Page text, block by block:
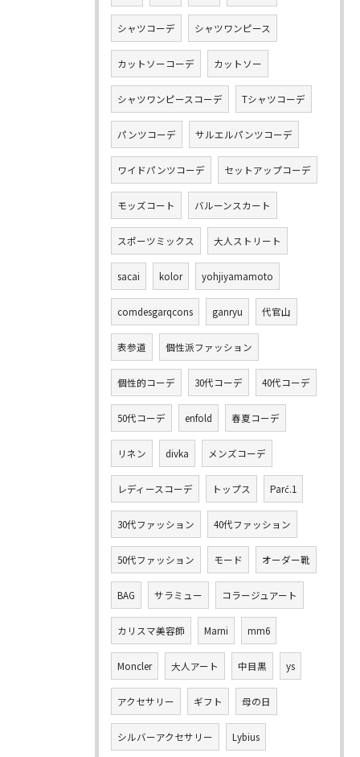
シャツコーデ シャツワンピース
カットソーコーデ カットソー
シャツワンピースコーデ Tシャツコーデ
パンツコーデ サルエルパンツコーデ
ワイドパンツコーデ セットアップコーデ
モッズコート バルーンスカート
スポーツミックス 大人ストリート
sacai kolor yohjiyamamoto
comdesgarqcons ganryu 代官山
表参道 個性派ファッション
個性的コーデ 30代コーデ 40代コーデ
50代コーデ enfold 春夏コーデ
リネン divka メンズコーデ
レディースコーデ トップス Parć.1
30代ファッション 40代ファッション
50代ファッション モード オーダー靴
BAG サラミュー コラージュアート
カリスマ美容師 Marni mm6
Moncler 大人アート 中目黒 ys
アクセサリー ギフト 母の日
シルバーアクセサリー Lybius